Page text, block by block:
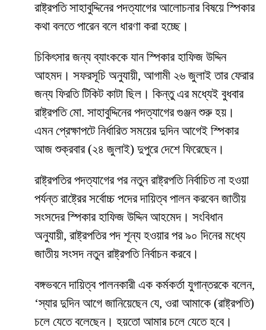
রাষ্ট্রপতি সাহাবুদ্দিনের পদত্যাগের আলোচনার বিষয়ে স্পিকার
কথা বলতে পারেন বলে ধারণা করা হচ্ছে।
চিকিৎসার জন্য ব্যাংককে যান স্পিকার হাফিজ উদ্দিন
আহমদ। সফরসূচি অনুযায়ী, আগামী ২৬ জুলাই তার ফেরার
জন্য ফিরতি টিকিট কাটা ছিল। কিন্তু এর মধ্যেই বুধবার
রাষ্ট্রপতি মো. সাহাবুদ্দিনের পদত্যাগের গুঞ্জন শুরু হয়।
এমন প্রেক্ষাপটে নির্ধারিত সময়ের দুদিন আগেই স্পিকার
আজ শুক্রবার (২৪ জুলাই) দুপুরে দেশে ফিরেছেন।
রাষ্ট্রপতির পদত্যাগের পর নতুন রাষ্ট্রপতি নির্বাচিত না হওয়া
পর্যন্ত রাষ্ট্রের সর্বোচ্চ পদের দায়িত্ব পালন করবেন জাতীয়
সংসদের স্পিকার হাফিজ উদ্দিন আহমেদ। সংবিধান
অনুযায়ী, রাষ্ট্রপতির পদ শূন্য হওয়ার পর ৯০ দিনের মধ্যে
জাতীয় সংসদ নতুন রাষ্ট্রপতি নির্বাচন করবে।
বঙ্গভবনে দায়িত্ব পালনকারী এক কর্মকর্তা যুগান্তরকে বলেন,
‘স্যার দুদিন আগে জানিয়েছেন যে, ওরা আমাকে (রাষ্ট্রপতি)
চলে যেতে বলেছেন। হয়তো আমার চলে যেতে হবে।